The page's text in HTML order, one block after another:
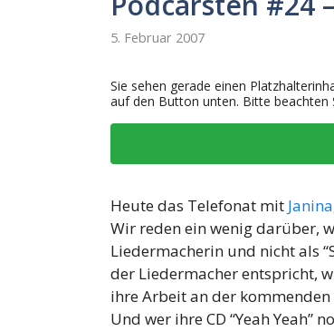
5. Februar 2007
Sie sehen gerade einen
auf den Button unten. Bitte beachten
Heute das Telefonat mit Janina
Wir reden ein wenig darüber,
Liedermacherin und nicht als
der Liedermacher entspricht,
ihre Arbeit an der
Und wer ihre CD “Yeah Yeah”